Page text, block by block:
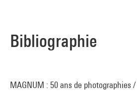
Bibliographie
MAGNUM : 50 ans de photographies